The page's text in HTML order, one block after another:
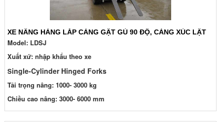
XE NÂNG HÀNG LẮP CÀNG GẬT GÙ 90 ĐỘ, CÀNG XÚC LẬT
Model: LDSJ
Xuất xứ: nhập khẩu theo xe
Single-Cylinder Hinged Forks
Tải trọng nâng: 1000- 3000 kg
Chiều cao nâng: 3000- 6000 mm